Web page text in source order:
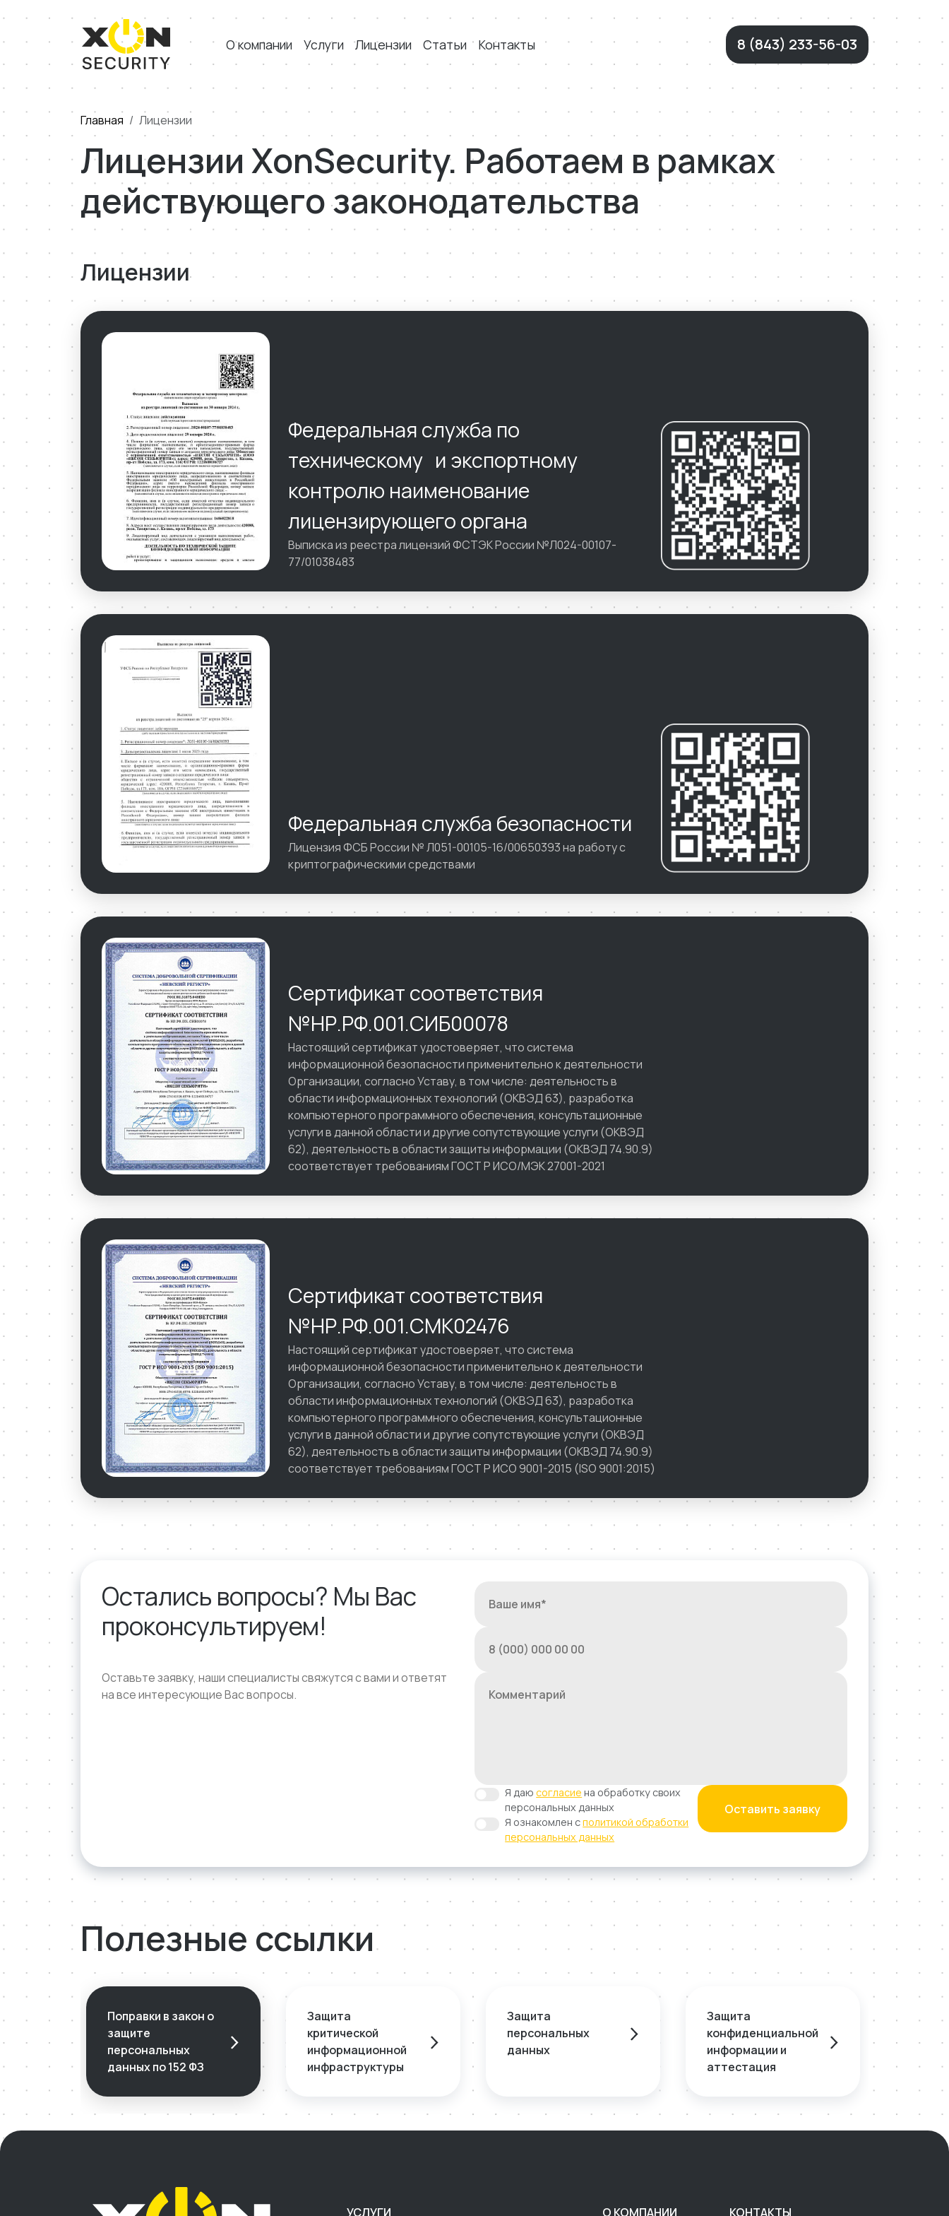
О компании Услуги Лицензии Статьи Контакты 8 (843) 233-56-03
Главная Лицензии
Лицензии XonSecurity. Работаем в рамках
действующего законодательства
Лицензии
Федеральная служба по
техническому и экспортному
контролю наименование
лицензирующего органа
Выписка из реестра лицензий ФСТЭК России №Л024-00107-
77/01038483
Федеральная служба безопасности
Лицензия ФСБ России № Л051-00105-16/00650393 на работу с
криптографическими средствами
Сертификат соответствия
№НР.РФ.001.СИБ00078
Настоящий сертификат удостоверяет, что система
информационной безопасности применительно к деятельности
Организации, согласно Уставу, в том числе: деятельность в
области информационных технологий (ОКВЭД 63), разработка
компьютерного программного обеспечения, консультационные
услуги в данной области и другие сопутствующие услуги (ОКВЭД
62), деятельность в области защиты информации (ОКВЭД 74.90.9)
соответствует требованиям ГОСТ Р ИСО/МЭК 27001-2021
Сертификат соответствия
№НР.РФ.001.СМК02476
Настоящий сертификат удостоверяет, что система
информационной безопасности применительно к деятельности
Организации, согласно Уставу, в том числе: деятельность в
области информационных технологий (ОКВЭД 63), разработка
компьютерного программного обеспечения, консультационные
услуги в данной области и другие сопутствующие услуги (ОКВЭД
62), деятельность в области защиты информации (ОКВЭД 74.90.9)
соответствует требованиям ГОСТ Р ИСО 9001-2015 (ISO 9001:2015)
Остались вопросы? Мы Вас
проконсультируем!
Оставьте заявку, наши специалисты свяжутся с вами и ответят
на все интересующие Вас вопросы.
Я даюсогласие на обработку своих
персональных данных
Я ознакомлен сполитикой обработки
персональных данных
Оставить заявку
Полезные ссылки
Поправки в закон о
защите
персональных
данных по 152 ФЗ
Защита
критической
информационной
инфраструктуры
Защита
персональных
данных
Защита
конфиденциальной
информации и
аттестация
УСЛУГИ О КОМПАНИИ КОНТАКТЫ